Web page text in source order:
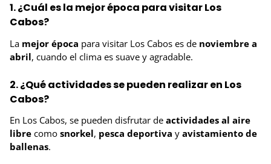
1. ¿Cuál es la mejor época para visitar Los
Cabos?
La mejor época para visitar Los Cabos es de noviembre a
abril, cuando el clima es suave y agradable.
2. ¿Qué actividades se pueden realizar en Los
Cabos?
En Los Cabos, se pueden disfrutar de actividades al aire
libre como snorkel, pesca deportiva y avistamiento de
ballenas.